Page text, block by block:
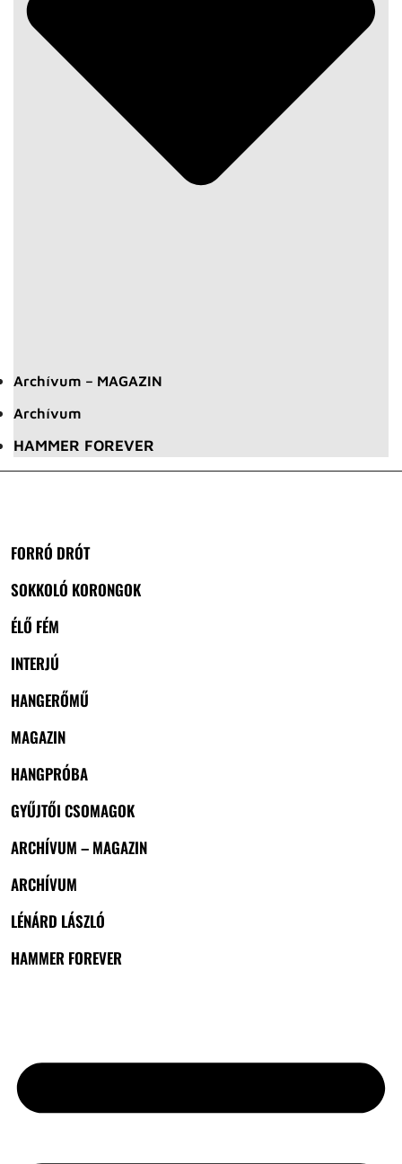
Archívum – MAGAZIN
Archívum
HAMMER FOREVER
FORRÓ DRÓT
SOKKOLÓ KORONGOK
ÉLŐ FÉM
INTERJÚ
HANGERŐMŰ
MAGAZIN
HANGPRÓBA
GYŰJTŐI CSOMAGOK
ARCHÍVUM – MAGAZIN
ARCHÍVUM
LÉNÁRD LÁSZLÓ
HAMMER FOREVER